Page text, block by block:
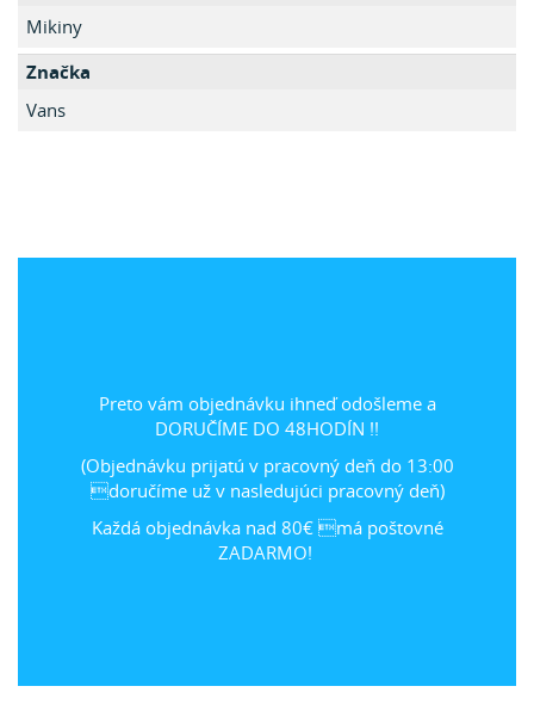
Mikiny
Značka
Vans
Preto vám objednávku ihneď odošleme a
DORUČÍME DO 48HODÍN !!
(Objednávku prijatú v pracovný deň do 13:00
doručíme už v nasledujúci pracovný deň)
Každá objednávka nad 80€ má poštovné
ZADARMO!